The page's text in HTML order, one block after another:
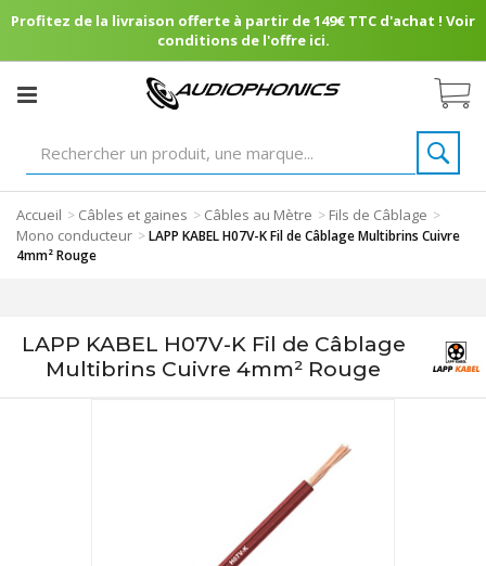
Profitez de la livraison offerte à partir de 149€ TTC d'achat ! Voir
conditions de l'offre ici.
Accueil > Câbles et gaines > Câbles au Mètre > Fils de Câblage >
Mono conducteur >LAPP KABEL H07V-K Fil de Câblage Multibrins Cuivre
4mm² Rouge
LAPP KABEL H07V-K Fil de Câblage
Multibrins Cuivre 4mm² Rouge